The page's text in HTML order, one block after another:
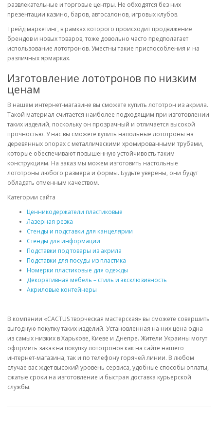
развлекательные и торговые центры. Не обходятся без них
презентации казино, баров, автосалонов, игровых клубов.
Трейд маркетинг, в рамках которого происходит продвижение
брендов и новых товаров, тоже довольно часто предполагает
использование лототронов. Уместны такие приспособления и на
различных ярмарках.
Изготовление лототронов по низким
ценам
В нашем интернет-магазине вы сможете купить лототрон из акрила.
Такой материал считается наиболее подходящим при изготовлении
таких изделий, поскольку он прозрачный и отличается высокой
прочностью. У нас вы сможете купить напольные лототроны на
деревянных опорах с металлическими хромированными трубами,
которые обеспечивают повышенную устойчивость таким
конструкциям. На заказ мы можем изготовить настольные
лототроны любого размера и формы. Будьте уверены, они будут
обладать отменным качеством.
Категории сайта
Ценникодержатели пластиковые
Лазерная резка
Стенды и подставки для канцелярии
Стенды для информации
Подставки под товары из акрила
Подставки для посуды из пластика
Номерки пластиковые для одежды
Декоративная мебель – стиль и эксклюзивность
Акриловые контейнеры
В компании «CACTUS творческая мастерская» вы сможете совершить
выгодную покупку таких изделий. Установленная на них цена одна
из самых низких в Харькове, Киеве и Днепре. Жители Украины могут
оформить заказ на покупку лототронов как на сайте нашего
интернет-магазина, так и по телефону горячей линии. В любом
случае вас ждет высокий уровень сервиса, удобные способы оплаты,
сжатые сроки на изготовление и быстрая доставка курьерской
службы.